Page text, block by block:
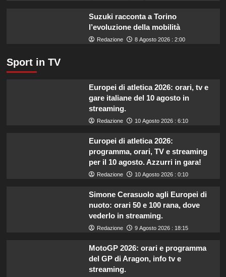
Suzuki racconta a Torino
l’evoluzione della mobilità
Redazione 8 Agosto 2026 : 2:00
Sport in TV
Europei di atletica 2026: orari, tv e
gare italiane del 10 agosto in
streaming.
Redazione 10 Agosto 2026 : 6:10
Europei di atletica 2026:
programma, orari, TV e streaming
per il 10 agosto. Azzurri in gara!
Redazione 10 Agosto 2026 : 0:10
Simone Cerasuolo agli Europei di
nuoto: orari 50 e 100 rana, dove
vederlo in streaming.
Redazione 9 Agosto 2026 : 18:15
MotoGP 2026: orari e programma
del GP di Aragon, info tv e
streaming.